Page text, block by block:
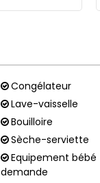
Congélateur
Lave-vaisselle
Bouilloire
Sèche-serviette
Equipement bébé
demande